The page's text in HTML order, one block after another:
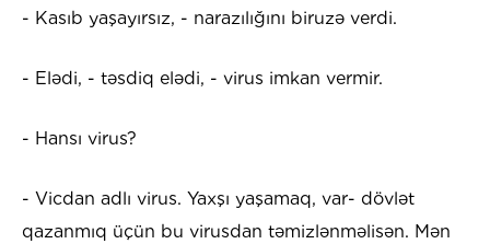
- Kasıb yaşayırsız, - narazılığını biruzə verdi.
- Elədi, - təsdiq elədi, - virus imkan vermir.
- Hansı virus?
- Vicdan adlı virus. Yaxşı yaşamaq, var- dövlət
qazanmıq üçün bu virusdan təmizlənməlisən. Mən